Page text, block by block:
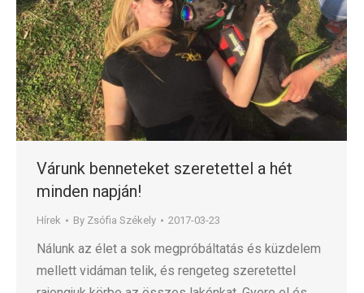
Várunk benneteket szeretettel a hét
minden napján!
Hírek By Zsófia Székely 2017-03-23
Nálunk az élet a sok megpróbáltatás és küzdelem
mellett vidáman telik, és rengeteg szeretettel